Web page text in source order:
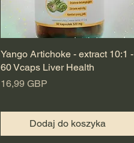
Podgląd
Yango Artichoke - extract 10:1 -
60 Vcaps Liver Health
Cena
16,99 GBP
Dodaj do koszyka